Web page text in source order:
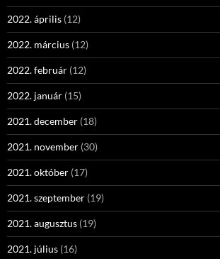
2022. április (12)
2022. március (12)
2022. február (12)
2022. január (15)
2021. december (18)
2021. november (30)
2021. október (17)
2021. szeptember (19)
2021. augusztus (19)
2021. július (16)